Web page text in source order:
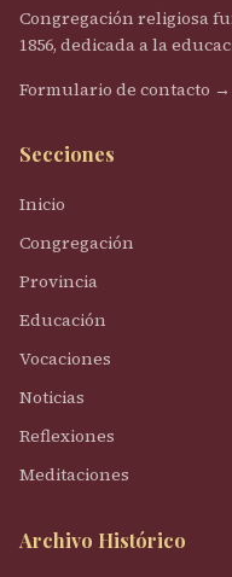
Congregación religiosa
1856, dedicada a la
Formulario de contacto →
Secciones
Inicio
Congregación
Provincia
Educación
Vocaciones
Noticias
Reflexiones
Meditaciones
Archivo Histórico